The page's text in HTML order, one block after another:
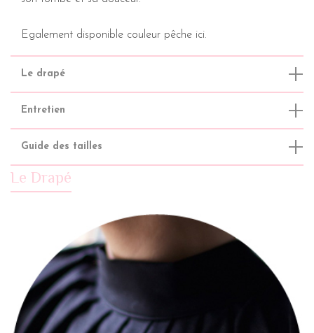
Egalement disponible couleur pêche ici.
Le drapé
Entretien
Guide des tailles
Le Drapé